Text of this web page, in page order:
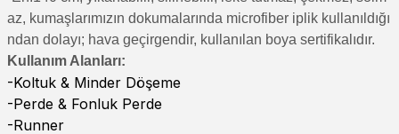
az, kumaşlarımızın dokumalarında microfiber iplik kullanıldığı
ndan dolayı; hava geçirgendir, kullanılan boya sertifikalıdır.
Kullanım Alanları:
-Koltuk & Minder Döşeme
-Perde & Fonluk Perde
-Runner